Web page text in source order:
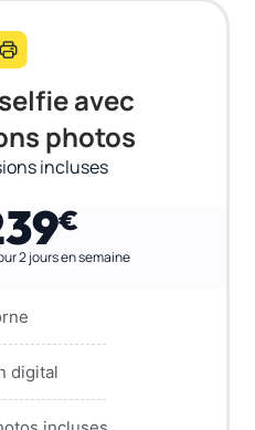
avec
photos
incluses
€
2 jours en semaine
digital